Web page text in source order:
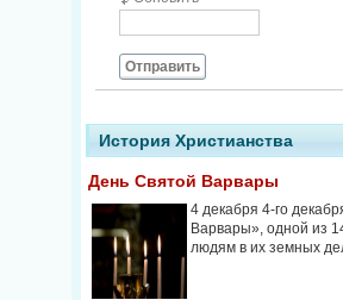
Отправить
История Христианства
День Святой Варвары
4 декабря 4-го
Варвары», одной из
людям в их земных